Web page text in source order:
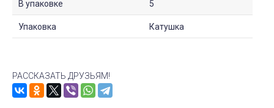
В упаковке 5
Упаковка Катушка
РАССКАЗАТЬ ДРУЗЬЯМ!